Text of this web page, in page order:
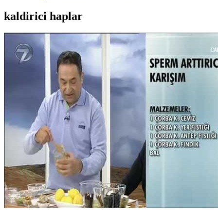
kaldirici haplar